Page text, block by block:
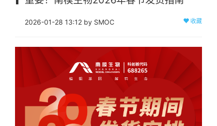
2026-01-28 13:12 by SMOC 收藏